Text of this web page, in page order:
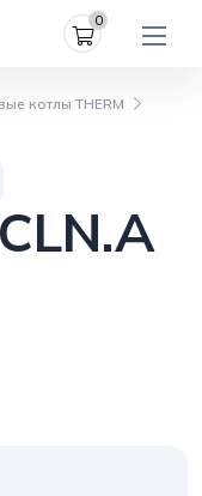
0
котлы THERM